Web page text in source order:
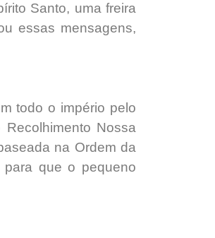
Santo, uma freira
essas mensagens,
todo o império pelo
Nossa
na Ordem da
que o pequeno